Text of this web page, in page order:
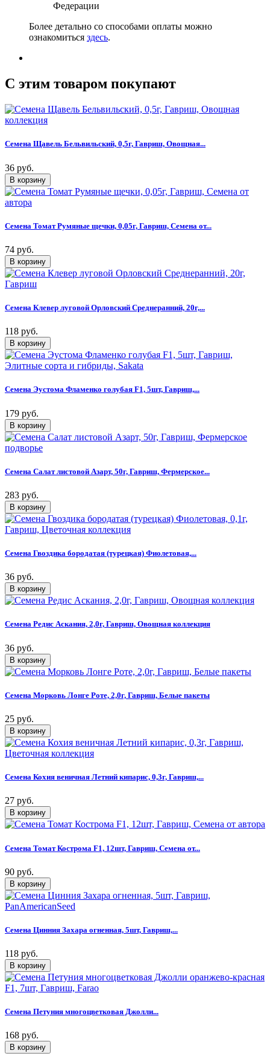
Федерации
Более детально со способами оплаты можно
ознакомиться здесь.
C этим товаром покупают
Семена Щавель Бельвильский, 0,5г, Гавриш, Овощная...
36 руб.
Семена Томат Румяные щечки, 0,05г, Гавриш, Семена от...
74 руб.
Семена Клевер луговой Орловский Среднеранний, 20г,...
118 руб.
Семена Эустома Фламенко голубая F1, 5шт, Гавриш,...
179 руб.
Семена Салат листовой Азарт, 50г, Гавриш, Фермерское...
283 руб.
Семена Гвоздика бородатая (турецкая) Фиолетовая,...
36 руб.
Семена Редис Аскания, 2,0г, Гавриш, Овощная коллекция
36 руб.
Семена Морковь Лонге Роте, 2,0г, Гавриш, Белые пакеты
25 руб.
Семена Кохия веничная Летний кипарис, 0,3г, Гавриш,...
27 руб.
Семена Томат Кострома F1, 12шт, Гавриш, Семена от...
90 руб.
Семена Цинния Захара огненная, 5шт, Гавриш,...
118 руб.
Семена Петуния многоцветковая Джолли...
168 руб.